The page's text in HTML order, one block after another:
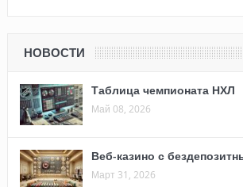
НОВОСТИ
Таблица чемпионата НХЛ
Май 08, 2026
Веб-казино с
Март 31, 2026